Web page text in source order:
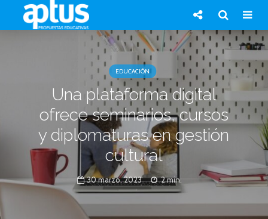
EDUCACIÓN
Una plataforma digital
ofrece seminarios, cursos
y diplomaturas en gestión
cultural
30 marzo, 2023 2 min.